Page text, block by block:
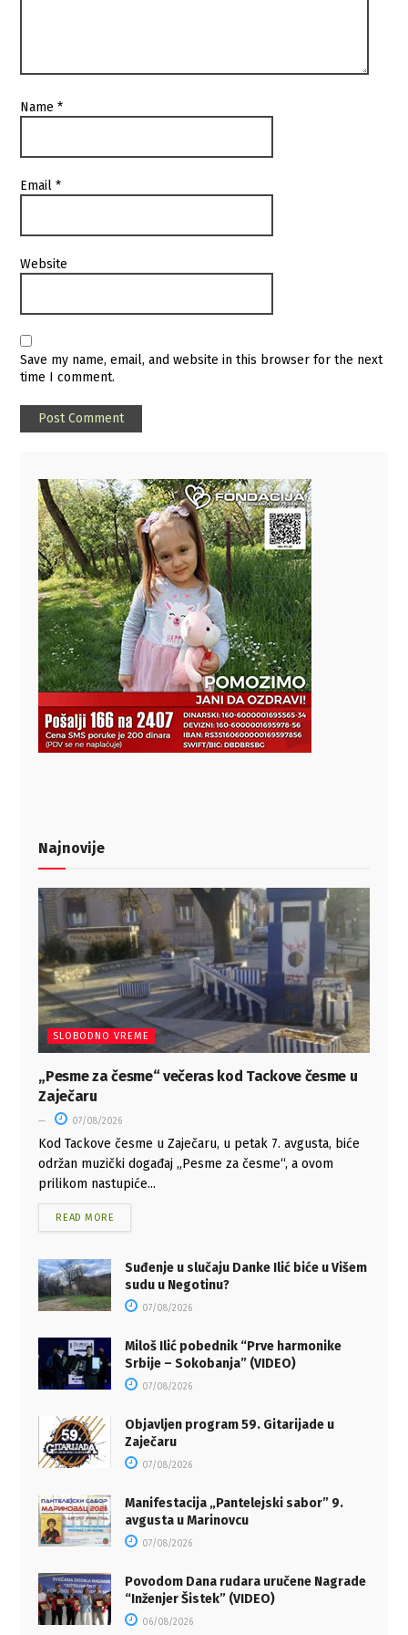
Name*
Email*
Website
Save my name, email, and website in this browser for the next
time I comment.
Najnovije
SLOBODNO VREME
„Pesme za česme“ večeras kod Tackove česme u
Zaječaru
07/08/2026
Kod Tackove česme u Zaječaru, u petak 7. avgusta, biće
održan muzički događaj „Pesme za česme“, a ovom
prilikom nastupiće...
READ MORE
Suđenje u slučaju Danke Ilić biće u Višem
sudu u Negotinu?
07/08/2026
Miloš Ilić pobednik “Prve harmonike
Srbije – Sokobanja” (VIDEO)
07/08/2026
Objavljen program 59. Gitarijade u
Zaječaru
07/08/2026
Manifestacija „Pantelejski sabor” 9.
avgusta u Marinovcu
07/08/2026
Povodom Dana rudara uručene Nagrade
“Inženjer Šistek” (VIDEO)
06/08/2026